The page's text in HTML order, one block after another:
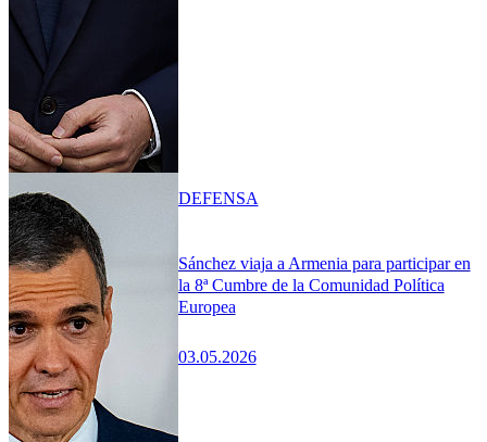
Sánchez viaja a Armenia para participar en
la 8ª Cumbre de la Comunidad Política
Europea
03.05.2026
DEFENSA